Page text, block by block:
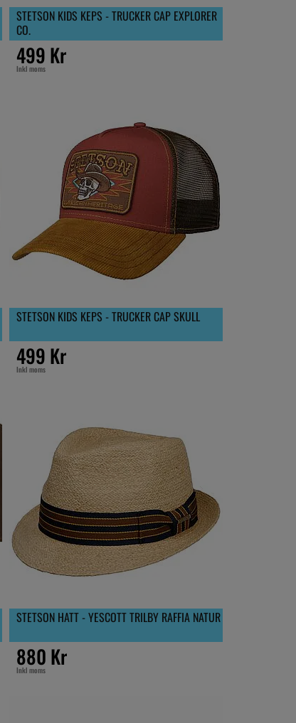
STETSON KIDS KEPS - TRUCKER CAP EXPLORER
CO.
499 Kr
Inkl moms
STETSON KIDS KEPS - TRUCKER CAP SKULL
499 Kr
Inkl moms
STETSON HATT - YESCOTT TRILBY RAFFIA NATUR
880 Kr
Inkl moms